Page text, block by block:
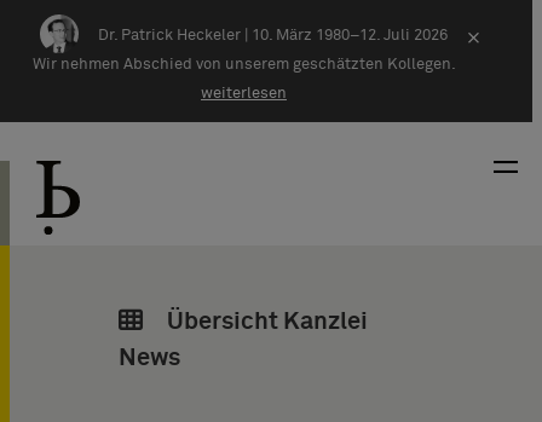
Zum Inhalt springen
Dr. Patrick Heckeler | 10. März 1980–12. Juli 2026
Wir nehmen Abschied von unserem geschätzten Kollegen.
weiterlesen
×
Übersicht Kanzlei
News